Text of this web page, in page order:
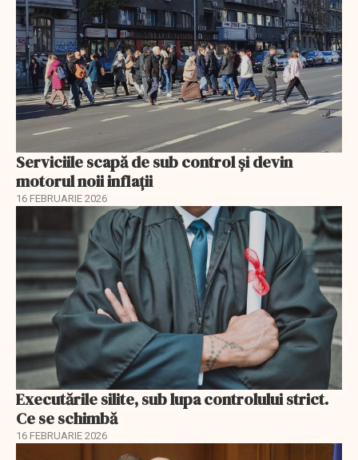
Serviciile scapă de sub control și devin
motorul noii inflații
16 FEBRUARIE 2026
Executările silite, sub lupa controlului strict.
Ce se schimbă
16 FEBRUARIE 2026